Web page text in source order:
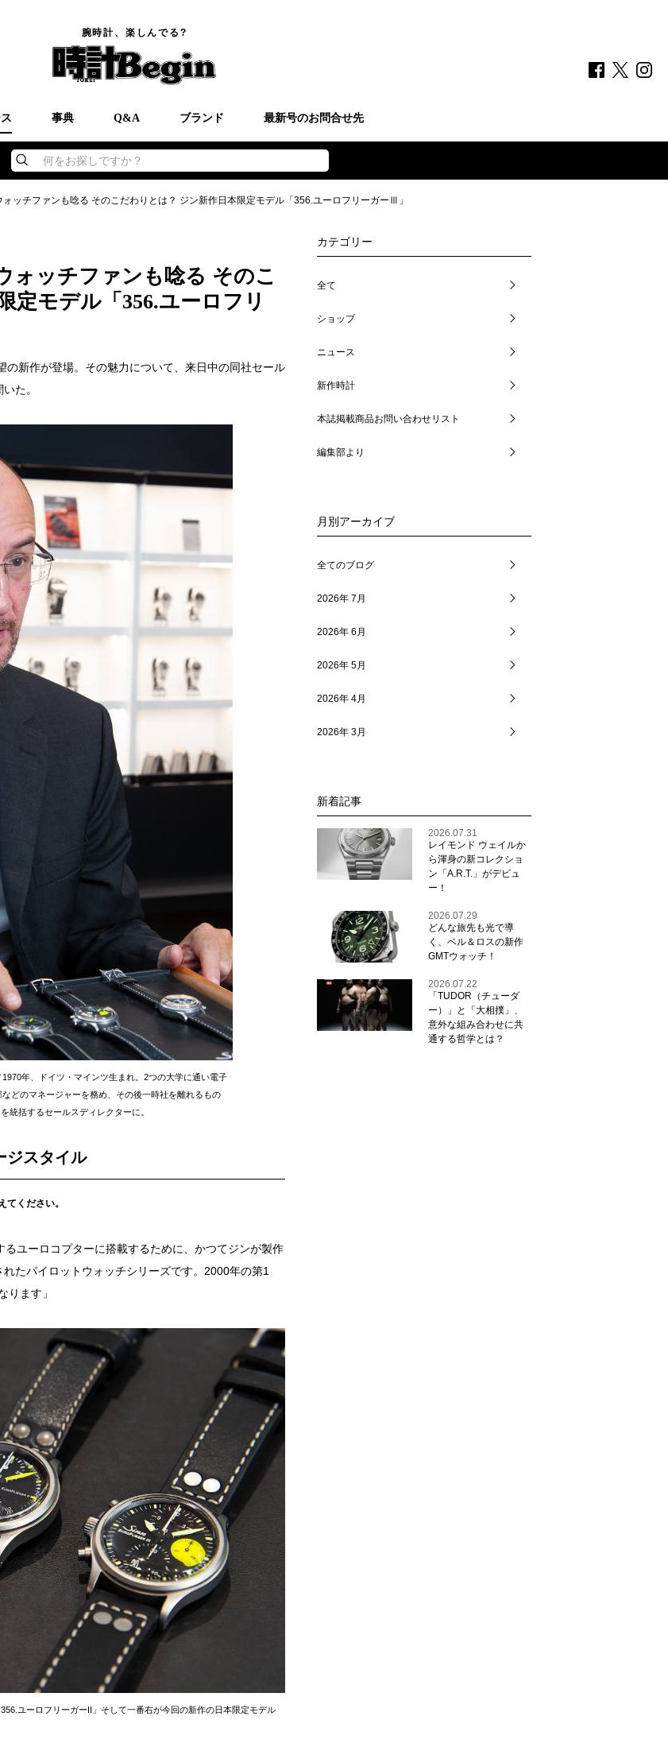
腕時計、楽しんでる?
事典 Q&A ブランド 最新号のお問合せ先
何をお探しですか？
ッチファンも唸る そのこだわりとは？ ジン新作日本限定モデル「356.ユーロフリーガーⅢ」
ォッチファンも唸る そのこ
定モデル「356.ユーロフリ
の新作が登場。その魅力について、来日中の同社セール
た。
年、ドイツ・マインツ生まれ。2つの大学に通い電子
どのマネージャーを務め、その後一時社を離れるもの
統括するセールスディレクターに。
ジスタイル
ください。
るユーロコプターに搭載するために、かつてジンが製作
たパイロットウォッチシリーズです。2000年の第1
ります」
ユーロフリーガーII」そして一番右が今回の新作の日本限定モデル
カテゴリー
全て
ショップ
ニュース
新作時計
本誌掲載商品お問い合わせリスト
編集部より
月別アーカイブ
全てのブログ
2026年 7月
2026年 6月
2026年 5月
2026年 4月
2026年 3月
新着記事
2026.07.31
レイモンド ウェイルか
ら渾身の新コレクショ
ン「A.R.T.」がデビュ
ー！
2026.07.29
どんな旅先も光で導
く、ベル＆ロスの新作
GMTウォッチ！
2026.07.22
「TUDOR（チューダ
ー）」と「大相撲」、
意外な組み合わせに共
通する哲学とは？